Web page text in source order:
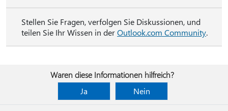
Stellen Sie Fragen, verfolgen Sie Diskussionen, und
teilen Sie Ihr Wissen in derOutlook.com Community.
Waren diese Informationen hilfreich?
Ja
Nein